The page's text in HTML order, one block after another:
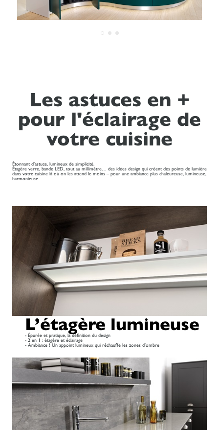
Les astuces en +
pour l'éclairage de
votre cuisine
Étonnant d’astuce, lumineux de simplicité.
Étagère verre, bande LED, tout au millimètre… des idées design qui créent des points de lumière
dans votre cuisine là où on les attend le moins – pour une ambiance plus chaleureuse, lumineuse,
harmonieuse.
L’étagère lumineuse
- Épurée et pratique, la définition du design
- 2 en 1 : étagère et éclairage
- Ambiance ! Un appoint lumineux qui réchauffe les zones d’ombre